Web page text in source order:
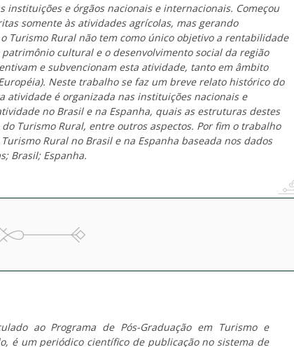
e órgãos nacionais e internacionais. Começou
somente às atividades agrícolas, mas gerando
Turismo Rural não tem como único objetivo a rentabilidade
cultural e o desenvolvimento social da região
e subvencionam esta atividade, tanto em âmbito
Neste trabalho se faz um breve relato histórico do
atividade é organizada nas instituições nacionais e
no Brasil e na Espanha, quais as estruturas destes
Turismo Rural, entre outros aspectos. Por fim o trabalho
Rural no Brasil e na Espanha baseada nos dados
Brasil; Espanha.
ao Programa de Pós-Graduação em Turismo e
é um periódico científico de publicação no sistema de